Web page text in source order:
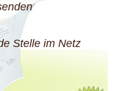
Stelle im Netz